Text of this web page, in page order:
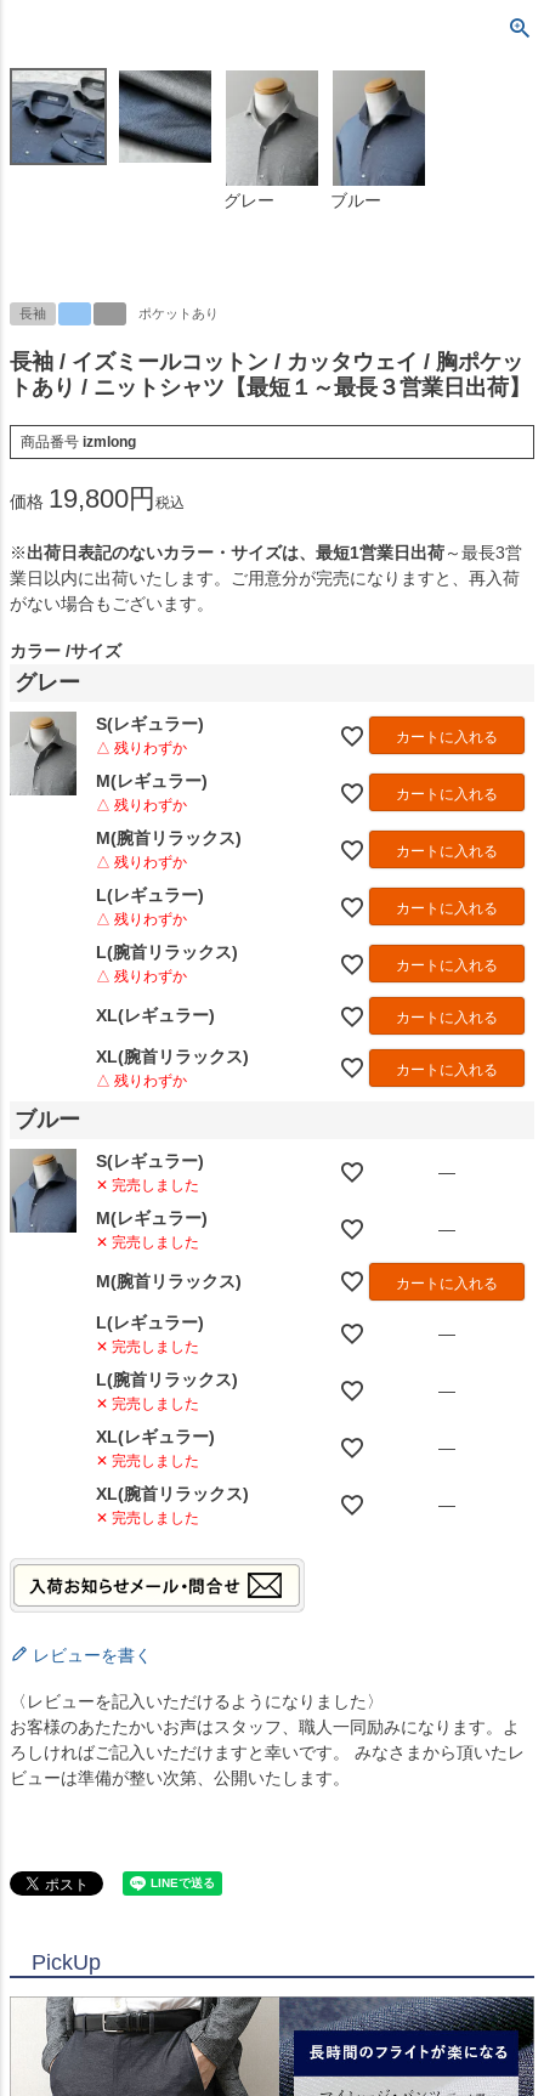
グレー ブルー
長袖 ポケットあり
長袖 / イズミールコットン / カッタウェイ / 胸ポケッ
トあり / ニットシャツ【最短１～最長３営業日出荷】
商品番号 izmlong
価格 19,800 税込
※出荷日表記のないカラー・サイズは、最短1営業日出荷～最長3営
業日以内に出荷いたします。ご用意分が完売になりますと、再入荷
がない場合もございます。
カラー サイズ
グレー
S(レギュラー)
△ 残りわずか
カートに入れる
M(レギュラー)
△ 残りわずか
カートに入れる
M(腕首リラックス)
△ 残りわずか
カートに入れる
L(レギュラー)
△ 残りわずか
カートに入れる
L(腕首リラックス)
△ 残りわずか
カートに入れる
XL(レギュラー) カートに入れる
XL(腕首リラックス)
△ 残りわずか
カートに入れる
ブルー
S(レギュラー)
✕ 完売しました
—
M(レギュラー)
✕ 完売しました
—
M(腕首リラックス) カートに入れる
L(レギュラー)
✕ 完売しました
—
L(腕首リラックス)
✕ 完売しました
—
XL(レギュラー)
✕ 完売しました
—
XL(腕首リラックス)
✕ 完売しました
—
レビューを書く
〈レビューを記入いただけるようになりました〉
お客様のあたたかいお声はスタッフ、職人一同励みになります。よ
ろしければご記入いただけますと幸いです。 みなさまから頂いたレ
ビューは準備が整い次第、公開いたします。
PickUp